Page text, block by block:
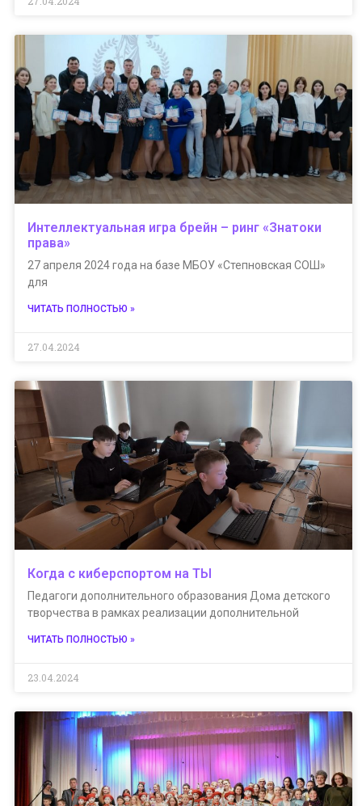
Интеллектуальная игра брейн – ринг «Знатоки
права»
27 апреля 2024 года на базе МБОУ «Степновская СОШ»
для
ЧИТАТЬ ПОЛНОСТЬЮ »
27.04.2024
Когда с киберспортом на ТЫ
Педагоги дополнительного образования Дома детского
творчества в рамках реализации дополнительной
ЧИТАТЬ ПОЛНОСТЬЮ »
23.04.2024